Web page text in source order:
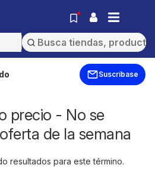
Suscríbase
precio - No se
de la semana
resultados para este término.